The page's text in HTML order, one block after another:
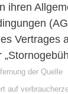
ihren
Vertrages
der Quelle
auf